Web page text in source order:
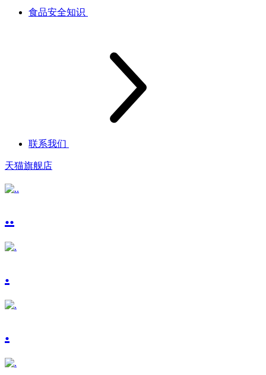
食品安全知识
联系我们
天猫旗舰店
..
.
.